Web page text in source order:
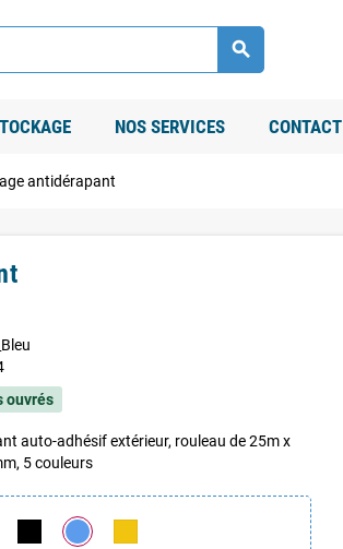
search
NOS SERVICES CONTACT
antidérapant
ouvrés
auto-adhésif extérieur, rouleau de 25m x
5 couleurs